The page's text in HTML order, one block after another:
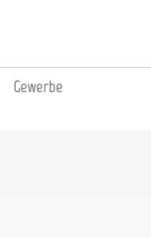
Gewerbe